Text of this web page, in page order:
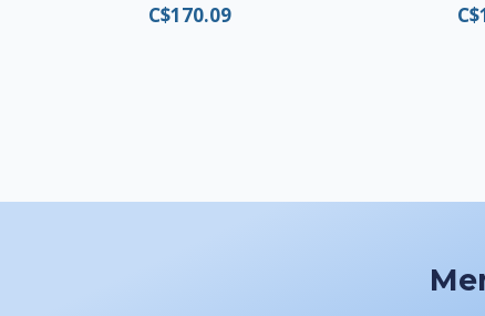
C$170.09 C$